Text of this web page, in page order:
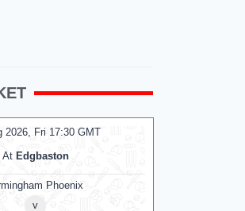
2026, Fri 17:30 GMT
At Edgbaston
Phoenix
v